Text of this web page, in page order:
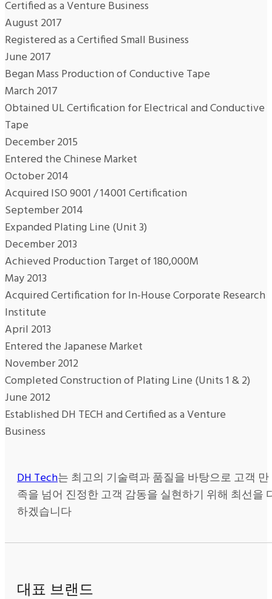
Certified as a Venture Business
August 2017
Registered as a Certified Small Business
June 2017
Began Mass Production of Conductive Tape
March 2017
Obtained UL Certification for Electrical and Conductive
Tape
December 2015
Entered the Chinese Market
October 2014
Acquired ISO 9001 / 14001 Certification
September 2014
Expanded Plating Line (Unit 3)
December 2013
Achieved Production Target of 180,000M
May 2013
Acquired Certification for In-House Corporate Research
Institute
April 2013
Entered the Japanese Market
November 2012
Completed Construction of Plating Line (Units 1 & 2)
June 2012
Established DH TECH and Certified as a Venture
Business
DH Tech는 최고의 기술력과 품질을 바탕으로 고객 만
족을 넘어 진정한 고객 감동을 실현하기 위해 최선을
하겠습니다
대표 브랜드